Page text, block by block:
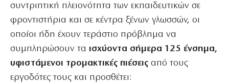
συντριπτική πλειονότητα των εκπαιδευτικών σε
φροντιστήρια και σε κέντρα ξένων γλωσσών, οι
οποίοι ήδη έχουν τεράστιο πρόβλημα να
συμπληρώσουν τα ισχύοντα σήμερα 125 ένσημα,
υφιστάμενοι τρομακτικές πιέσεις από τους
εργοδότες τους και προσθέτει: